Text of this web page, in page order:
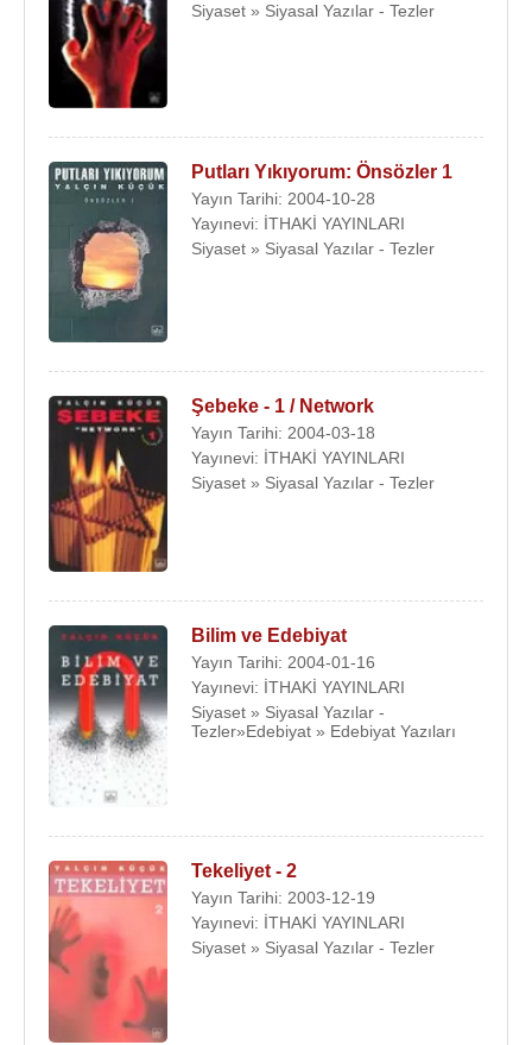
Siyaset » Siyasal Yazılar - Tezler
Putları Yıkıyorum: Önsözler 1
Yayın Tarihi: 2004-10-28
Yayınevi: İTHAKİ YAYINLARI
Siyaset » Siyasal Yazılar - Tezler
Şebeke - 1 / Network
Yayın Tarihi: 2004-03-18
Yayınevi: İTHAKİ YAYINLARI
Siyaset » Siyasal Yazılar - Tezler
Bilim ve Edebiyat
Yayın Tarihi: 2004-01-16
Yayınevi: İTHAKİ YAYINLARI
Siyaset » Siyasal Yazılar -
Tezler»Edebiyat » Edebiyat Yazıları
Tekeliyet - 2
Yayın Tarihi: 2003-12-19
Yayınevi: İTHAKİ YAYINLARI
Siyaset » Siyasal Yazılar - Tezler